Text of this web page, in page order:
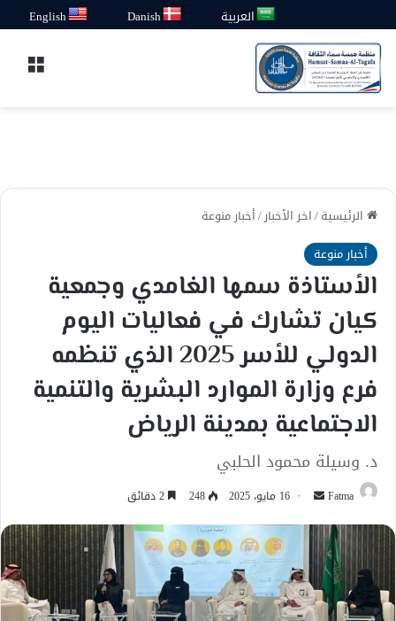
العربية Danish
English
الرئيسية/اخر الأخبار/أخبار منوعة
أخبار منوعة
الأستاذة سمها الغامدي وجمعية
كيان تشارك في فعاليات اليوم
الدولي للأسر 2025 الذي تنظمه
فرع وزارة الموارد البشرية والتنمية
الاجتماعية بمدينة الرياض
د. وسيلة محمود الحلبي
Fatma
أرسل
إلكترونيا
16 مايو، 2025 248